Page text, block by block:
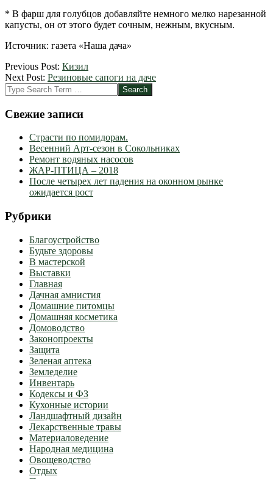
* В фарш для голубцов добавляйте немного мелко нарезанной
капусты, он от этого будет сочным, нежным, вкусным.
Источник: газета «Наша дача»
2012-
09-
06
Previous Post: Кизил
Next Post: Резиновые сапоги на даче
Search
Свежие записи
Страсти по помидорам.
Весенний Арт-сезон в Сокольниках
Ремонт водяных насосов
ЖАР-ПТИЦА – 2018
После четырех лет падения на оконном рынке
ожидается рост
Рубрики
Благоустройство
Будьте здоровы
В мастерской
Выставки
Главная
Дачная амнистия
Домашние питомцы
Домашняя косметика
Домоводство
Законопроекты
Защита
Зеленая аптека
Земледелие
Инвентарь
Кодексы и ФЗ
Кухонные истории
Ландшафтный дизайн
Лекарственные травы
Материаловедение
Народная медицина
Овощеводство
Отдых